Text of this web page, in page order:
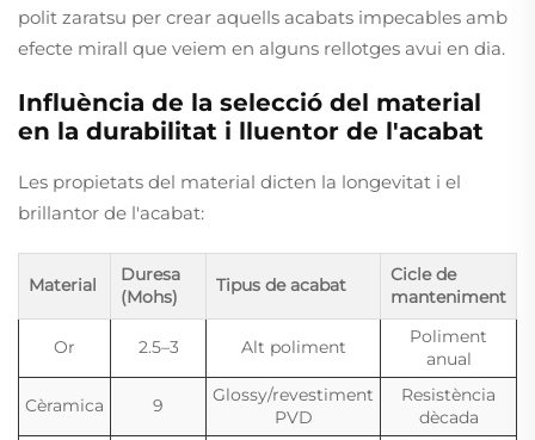
polit zaratsu per crear aquells acabats impecables amb
efecte mirall que veiem en alguns rellotges avui en dia.
Influència de la selecció del material
en la durabilitat i lluentor de l'acabat
Les propietats del material dicten la longevitat i el
brillantor de l'acabat:
Material
Duresa
(Mohs)
Tipus de acabat
Cicle de
manteniment
Or 2.5–3 Alt poliment
Poliment
anual
Cèramica 9
Glossy/revestiment
PVD
Resistència
dècada